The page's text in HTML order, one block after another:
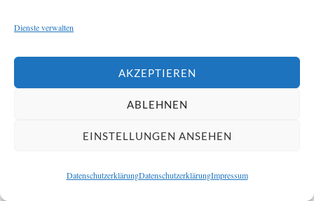
Dienste verwalten
AKZEPTIEREN
ABLEHNEN
EINSTELLUNGEN ANSEHEN
DatenschutzerklärungDatenschutzerklärungImpressum
Auswirkungen jedoch oft früher an anderen Stellen.
Typische Hinweise sind:
veränderte Geräusche
leichte Luftbewegungen